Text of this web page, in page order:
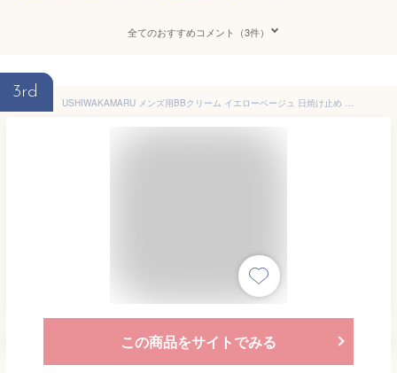
全てのおすすめコメント（3件）
3rd
USHIWAKAMARU メンズ用BBクリーム イエローベージュ 日焼け止め ファンデーション コンシーラー 青ひげ・毛穴・ニキビ跡をカバー 肌のトーンアップ 紫外線対策SPF50+ PA++++ 自然な仕上がり、
この商品をサイトでみる